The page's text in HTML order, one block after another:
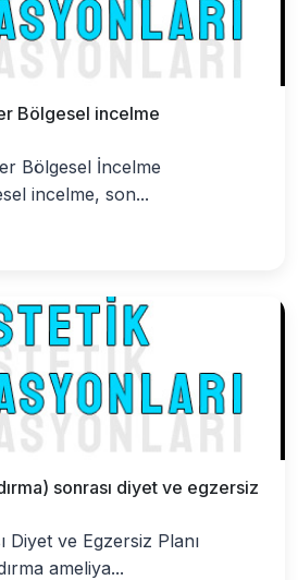
Bölgesel incelme
Bölgesel İncelme
incelme, son...
sonrası diyet ve egzersiz
Diyet ve Egzersiz Planı
ameliya...